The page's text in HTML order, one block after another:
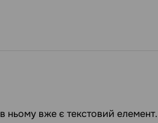
в ньому вже є текстовий